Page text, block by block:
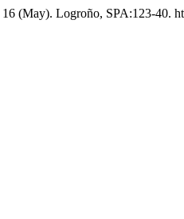
16 (May). Logroño, SPA:123-40.